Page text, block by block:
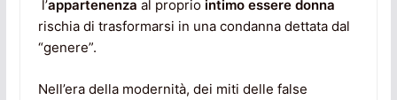
l’appartenenza al proprio intimo essere donna
rischia di trasformarsi in una condanna dettata dal
“genere”.
Nell’era della modernità, dei miti delle false